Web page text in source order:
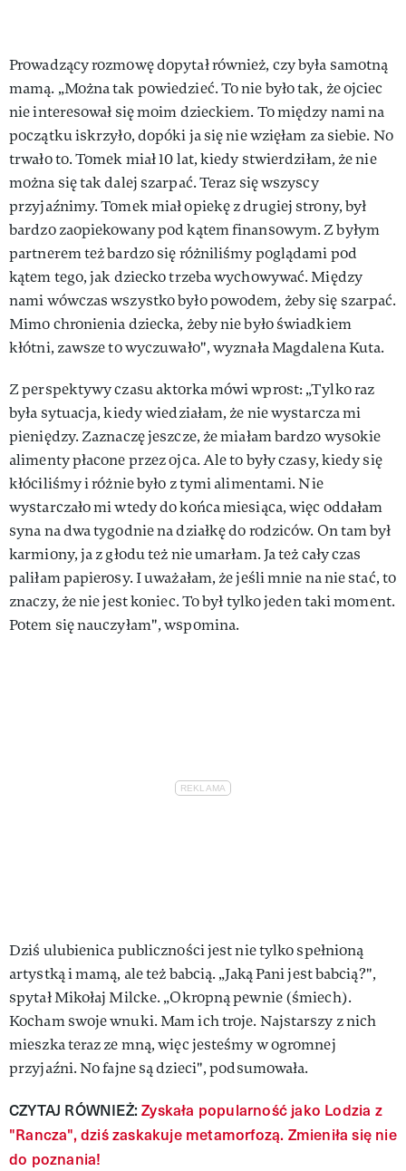
Prowadzący rozmowę dopytał również, czy była samotną
mamą. „Można tak powiedzieć. To nie było tak, że ojciec
nie interesował się moim dzieckiem. To między nami na
początku iskrzyło, dopóki ja się nie wzięłam za siebie. No
trwało to. Tomek miał 10 lat, kiedy stwierdziłam, że nie
można się tak dalej szarpać. Teraz się wszyscy
przyjaźnimy. Tomek miał opiekę z drugiej strony, był
bardzo zaopiekowany pod kątem finansowym. Z byłym
partnerem też bardzo się różniliśmy poglądami pod
kątem tego, jak dziecko trzeba wychowywać. Między
nami wówczas wszystko było powodem, żeby się szarpać.
Mimo chronienia dziecka, żeby nie było świadkiem
kłótni, zawsze to wyczuwało", wyznała Magdalena Kuta.
Z perspektywy czasu aktorka mówi wprost: „Tylko raz
była sytuacja, kiedy wiedziałam, że nie wystarcza mi
pieniędzy. Zaznaczę jeszcze, że miałam bardzo wysokie
alimenty płacone przez ojca. Ale to były czasy, kiedy się
kłóciliśmy i różnie było z tymi alimentami. Nie
wystarczało mi wtedy do końca miesiąca, więc oddałam
syna na dwa tygodnie na działkę do rodziców. On tam był
karmiony, ja z głodu też nie umarłam. Ja też cały czas
paliłam papierosy. I uważałam, że jeśli mnie na nie stać, to
znaczy, że nie jest koniec. To był tylko jeden taki moment.
Potem się nauczyłam", wspomina.
Dziś ulubienica publiczności jest nie tylko spełnioną
artystką i mamą, ale też babcią. „Jaką Pani jest babcią?",
spytał Mikołaj Milcke. „Okropną pewnie (śmiech).
Kocham swoje wnuki. Mam ich troje. Najstarszy z nich
mieszka teraz ze mną, więc jesteśmy w ogromnej
przyjaźni. No fajne są dzieci", podsumowała.
CZYTAJ RÓWNIEŻ:Zyskała popularność jako Lodzia z
"Rancza", dziś zaskakuje metamorfozą. Zmieniła się nie
do poznania!